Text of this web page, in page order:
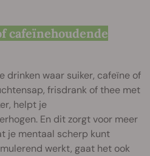
cafeïnehoudende
drinken waar suiker, cafeïne of
frisdrank of thee met
helpt je
En dit zorgt voor meer
je mentaal scherp kunt
werkt, gaat het ook